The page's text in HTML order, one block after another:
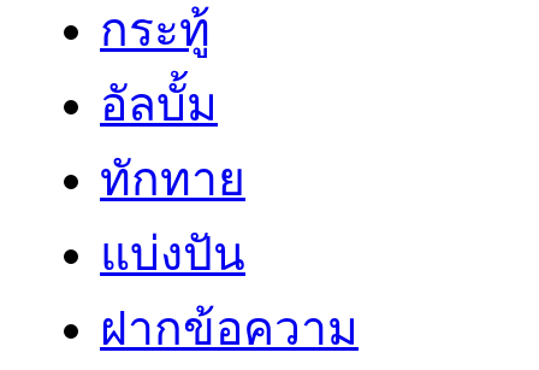
กระทู้
อัลบั้ม
ทักทาย
แบ่งปัน
ฝากข้อความ